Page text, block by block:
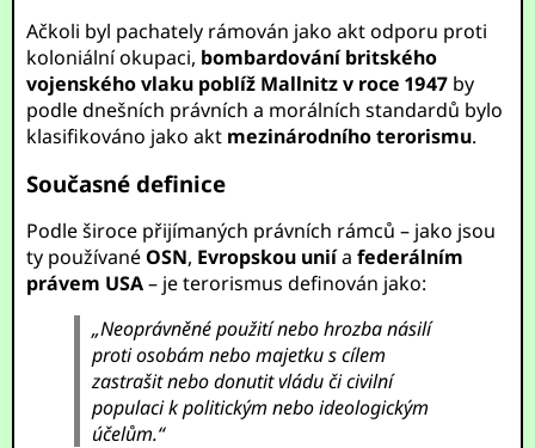
Ačkoli byl pachately rámován jako akt odporu proti
koloniální okupaci, bombardování britského
vojenského vlaku poblíž Mallnitz v roce 1947 by
podle dnešních právních a morálních standardů bylo
klasifikováno jako akt mezinárodního terorismu.
Současné definice
Podle široce přijímaných právních rámců – jako jsou
ty používanéOSN, Evropskou uniíafederálním
právem USA– je terorismus definován jako:
„Neoprávněné použití nebo hrozba násilí
proti osobám nebo majetku s cílem
zastrašit nebo donutit vládu či civilní
populaci k politickým nebo ideologickým
účelům.“